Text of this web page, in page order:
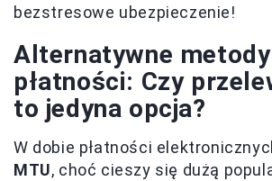
bezstresowe ubezpieczenie!
Alternatywne metody
płatności: Czy
to jedyna opcja?
W dobie płatności
MTU, choć cieszy się dużą